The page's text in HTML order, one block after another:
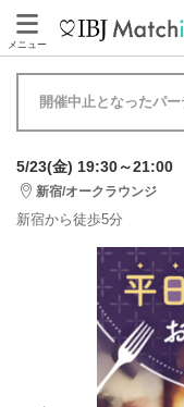
メニュー
開催中止となったパ
5/23(金) 19:30～21:00
新宿/オークラウンジ
新宿から徒歩5分